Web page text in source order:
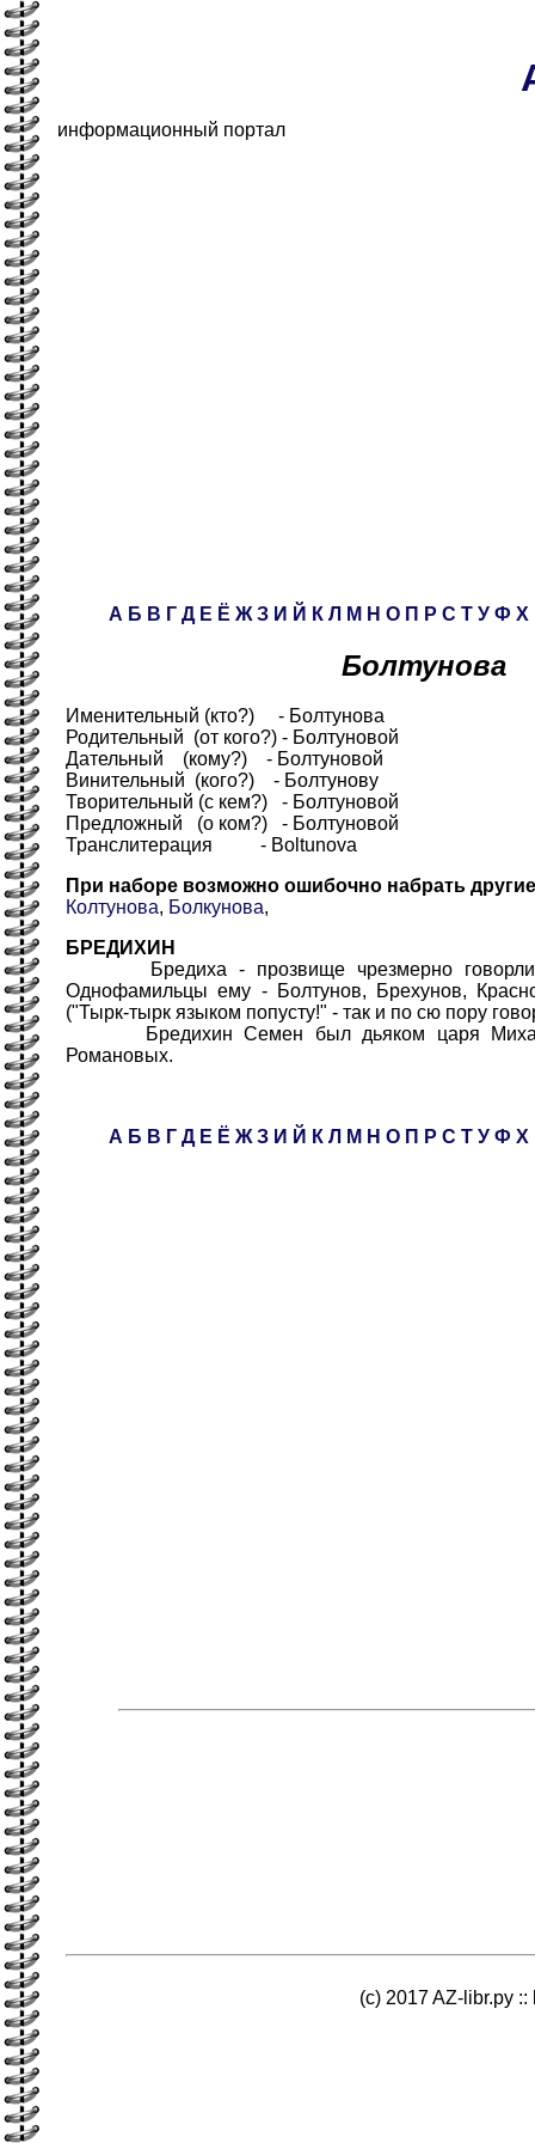
информационный портал
А Б В Г Д Е Ё Ж З И Й К Л М Н О П Р С Т У Ф Х
Болтунова
Именительный (кто?) - Болтунова
Родительный (от кого?) - Болтуновой
Дательный (кому?) - Болтуновой
Винительный (кого?) - Болтунову
Творительный (с кем?) - Болтуновой
Предложный (о ком?) - Болтуновой
Транслитерация - Boltunova
При наборе возможно ошибочно набрать
Колтунова, Болкунова,
БРЕДИХИН
Бредиха - прозвище чрезмерно
Однофамильцы ему - Болтунов, Брехунов,
("Тырк-тырк языком попусту!" - так и по сю пору
Бредихин Семен был дьяком царя
Романовых.
А Б В Г Д Е Ё Ж З И Й К Л М Н О П Р С Т У Ф Х
(c) 2017 AZ-libr.ру ::